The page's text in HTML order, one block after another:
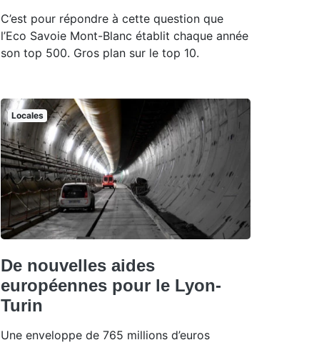
C’est pour répondre à cette question que
l’Eco Savoie Mont-Blanc établit chaque année
son top 500. Gros plan sur le top 10.
Locales
De nouvelles aides
européennes pour le Lyon-
Turin
Une enveloppe de 765 millions d’euros